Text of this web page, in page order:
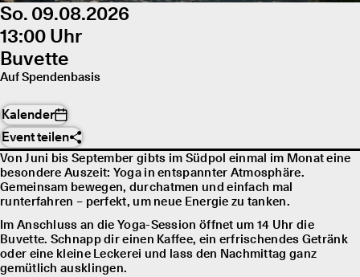
So. 09.08.2026
13:00 Uhr
Buvette
Auf Spendenbasis
Kalender
Event teilen
Von Juni bis September gibts im Südpol einmal im Monat eine
besondere Auszeit: Yoga in entspannter Atmosphäre.
Gemeinsam bewegen, durchatmen und einfach mal
runterfahren – perfekt, um neue Energie zu tanken.
Im Anschluss an die Yoga-Session öffnet um 14 Uhr die
Buvette. Schnapp dir einen Kaffee, ein erfrischendes Getränk
oder eine kleine Leckerei und lass den Nachmittag ganz
gemütlich ausklingen.